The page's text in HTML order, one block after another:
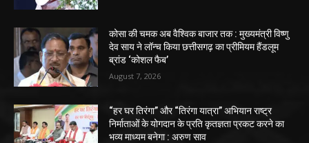
कोसा की चमक अब वैश्विक बाजार तक : मुख्यमंत्री विष्णु
देव साय ने लॉन्च किया छत्तीसगढ़ का प्रीमियम हैंडलूम
ब्रांड ‘कोशल फैब’
August 7, 2026
“हर घर तिरंगा” और “तिरंगा यात्रा” अभियान राष्ट्र
निर्माताओं के योगदान के प्रति कृतज्ञता प्रकट करने का
भव्य माध्यम बनेगा : अरुण साव